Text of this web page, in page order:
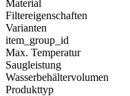
Material
Filtereigenschaften
Varianten
item_group_id
Max. Temperatur
Saugleistung
Wasserbehältervolumen
Produkttyp